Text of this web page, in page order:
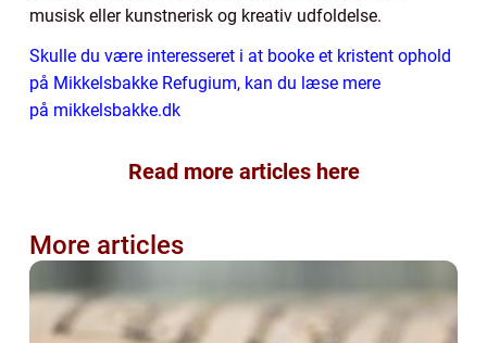
musisk eller kunstnerisk og kreativ udfoldelse.
Skulle du være interesseret i at booke et kristent ophold
på Mikkelsbakke Refugium, kan du læse mere
på mikkelsbakke.dk
Read more articles here
More articles